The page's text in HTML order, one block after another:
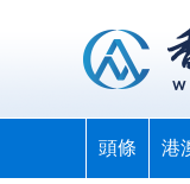
頭條 港